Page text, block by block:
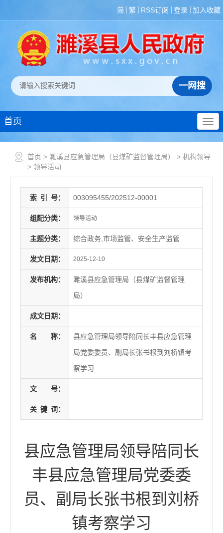
简 繁 RSS订阅 登录 加入收藏
首页
首页 > 濉溪县应急管理局（县煤矿监督管理局） > 机构领导
> 领导活动
索 引 号： 003095455/202512-00001
组配分类： 领导活动
主题分类： 综合政务,市场监管、安全生产监管
发文日期： 2025-12-10
发布机构：
濉溪县应急管理局（县煤矿监督管理
局）
成文日期：
名 称：
县应急管理局领导陪同长丰县应急管理
局党委委员、副局长张书根到刘桥镇考
察学习
文 号：
关 键 词：
县应急管理局领导陪同长
丰县应急管理局党委委
员、副局长张书根到刘桥
镇考察学习